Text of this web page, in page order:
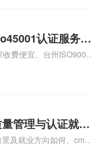
认证服务怎
费便宜、台州ISO9000
电CE认证、CE认证怎
管理与认证就业
及就业方向如何、cma